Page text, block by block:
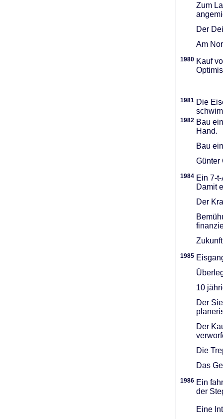
Zum
Der
Am
1980 Kauf
1981 Die
1982 Bau
Hand.
Bau
Günter
1984 Ein 7-
Damit
Der
1985
10
Der
Der
Die
Das
1986 Ein
der
Eine